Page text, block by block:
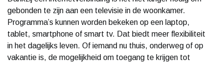
gebonden te zijn aan een televisie in de woonkamer.
Programma’s kunnen worden bekeken op een laptop,
tablet, smartphone of smart tv. Dat biedt meer flexibiliteit
in het dagelijks leven. Of iemand nu thuis, onderweg of op
vakantie is, de mogelijkheid om toegang te krijgen tot